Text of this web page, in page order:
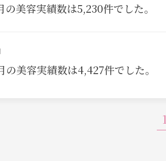
の美容実績数は5,230件でした。
の美容実績数は4,427件でした。
1